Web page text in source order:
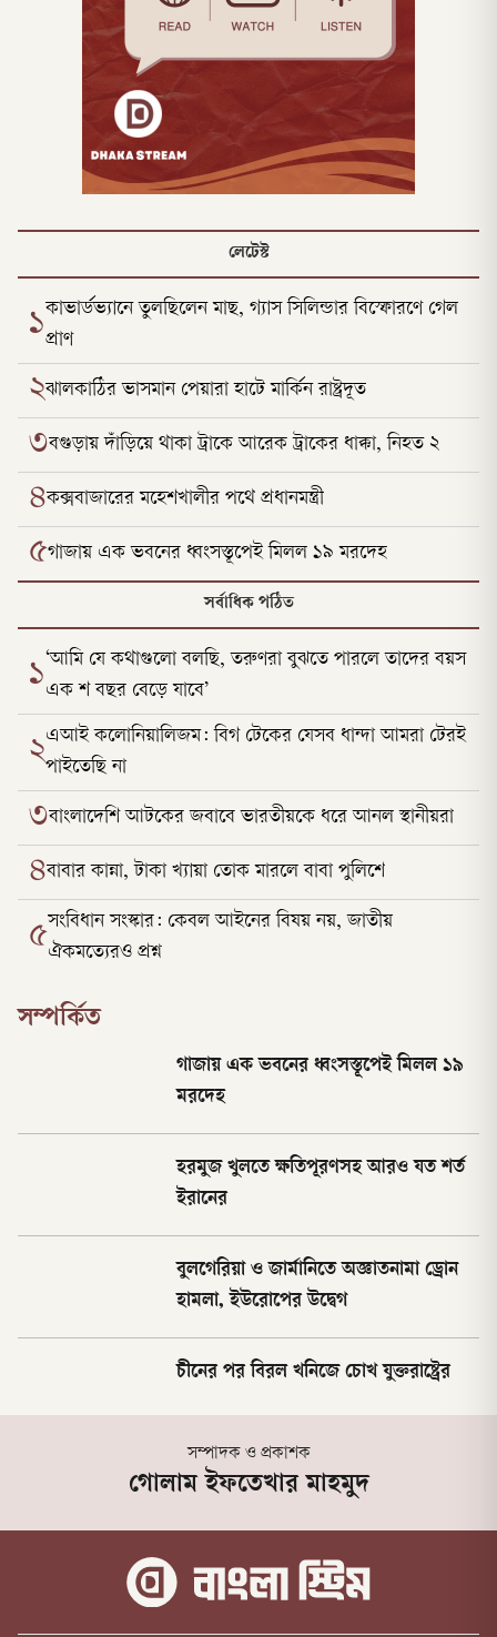
লেটেস্ট
১কাভার্ডভ্যানে তুলছিলেন মাছ, গ্যাস সিলিন্ডার বিস্ফোরণে গেল
প্রাণ
২ঝালকাঠির ভাসমান পেয়ারা হাটে মার্কিন রাষ্ট্রদূত
৩বগুড়ায় দাঁড়িয়ে থাকা ট্রাকে আরেক ট্রাকের ধাক্কা, নিহত ২
৪কক্সবাজারের মহেশখালীর পথে প্রধানমন্ত্রী
৫গাজায় এক ভবনের ধ্বংসস্তূপেই মিলল ১৯ মরদেহ
সর্বাধিক পঠিত
১‘আমি যে কথাগুলো বলছি, তরুণরা বুঝতে পারলে তাদের বয়স
এক শ বছর বেড়ে যাবে’
২এআই কলোনিয়ালিজম: বিগ টেকের যেসব ধান্দা আমরা টেরই
পাইতেছি না
৩বাংলাদেশি আটকের জবাবে ভারতীয়কে ধরে আনল স্থানীয়রা
৪বাবার কান্না, টাকা খ্যায়া তোক মারলে বাবা পুলিশে
৫সংবিধান সংস্কার: কেবল আইনের বিষয় নয়, জাতীয়
ঐকমত্যেরও প্রশ্ন
সম্পর্কিত
গাজায় এক ভবনের ধ্বংসস্তূপেই মিলল ১৯
মরদেহ
হরমুজ খুলতে ক্ষতিপূরণসহ আরও যত শর্ত
ইরানের
বুলগেরিয়া ও জার্মানিতে অজ্ঞাতনামা ড্রোন
হামলা, ইউরোপের উদ্বেগ
চীনের পর বিরল খনিজে চোখ যুক্তরাষ্ট্রের
সম্পাদক ও প্রকাশক
গোলাম ইফতেখার মাহমুদ